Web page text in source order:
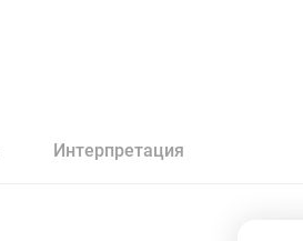
Интерпретация